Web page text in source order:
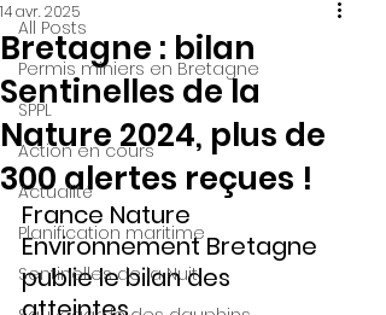
All Posts
Permis miniers en Bretagne
SPPL
Action en cours
Actualité
Planification maritime
Sentinelles de la Nuit
Bretagne : bilan
Sentinelles de la
Nature 2024, plus de
300 alertes reçues !
14 avr. 2025
France Nature
Environnement Bretagne
publie le bilan des